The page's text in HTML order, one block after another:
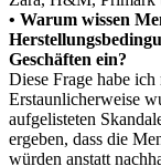
• Warum wissen
Geschäften ein?
Diese Frage habe
Erstaunlicherweise
aufgelisteten
ergeben, dass die
würden anstatt